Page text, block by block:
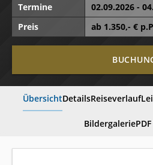
Termine
02.09.2026 -
Preis
ab 1.350,- €
ÜbersichtDetailsReiseverlauf
Bildergalerie